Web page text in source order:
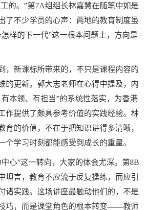
的。”第7A组组长林嘉慧在随笔中如是
了不少学员的心声：两地的教育制度虽
样的下一代”这一根本问题上，方向是
，新课标所带来的，不只是课程内容的
的更新。郭大志老师在心得中提及，内
本领、有担当”的系统性落实，为香港
作提供了颇具参考价值的实践经验。林
育的价值，不在于把知识讲得多清晰，
个学习时刻都能感受到成长的重量。
心”这一转向，大家的体会尤深。第8B
坦言，教育不应流于反复操练，而应引
诸实践。这场讲座最触动他们的，不是
巧，而是课堂角色的根本转变——教师